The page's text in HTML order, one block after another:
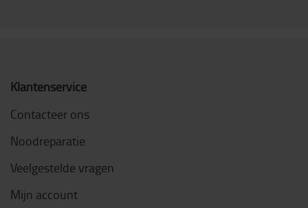
Klantenservice
Contacteer ons
Noodreparatie
Veelgestelde vragen
Mijn account